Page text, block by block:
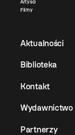
Artyści
Filmy
Aktualności
Biblioteka
Kontakt
Wydawnictwo
Partnerzy